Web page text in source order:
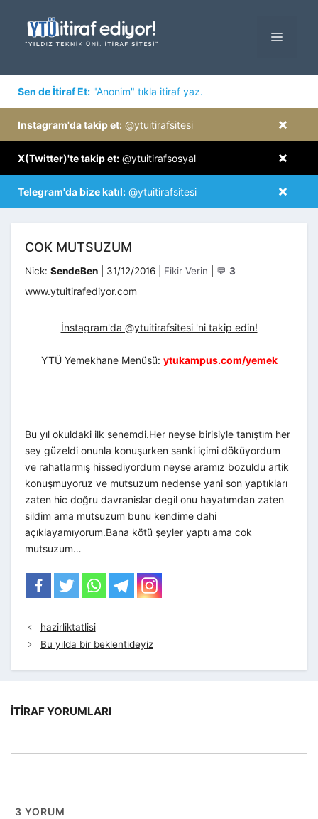
MENÜ
Sen de İtiraf Et: "Anonim" tıkla itiraf yaz.
×
Instagram'da takip et: @ytuitirafsitesi
×
X(Twitter)'te takip et: @ytuitirafsosyal
×
Telegram'da bize katıl: @ytuitirafsitesi
COK MUTSUZUM
Nick: SendeBen 31/12/2016 Kategoriler
Fikir Verin 💬 3
www.ytuitirafediyor.com
İnstagram'da @ytuitirafsitesi 'ni takip edin!
YTÜ Yemekhane Menüsü: ytukampus.com/yemek
Bu yıl okuldaki ilk senemdi.Her neyse birisiyle tanıştım her
sey güzeldi onunla konuşurken sanki içimi döküyordum
ve rahatlarmış hissediyordum neyse aramız bozuldu artik
konuşmuyoruz ve mutsuzum nedense yani son yaptıkları
zaten hic doğru davranislar degil onu hayatımdan zaten
sildim ama mutsuzum bunu kendime dahi
açıklayamıyorum.Bana kötü şeyler yaptı ama cok
mutsuzum…
hazirliktatlisi
Bu yılda bir beklentideyiz
İTIRAF YORUMLARI
3 YORUM